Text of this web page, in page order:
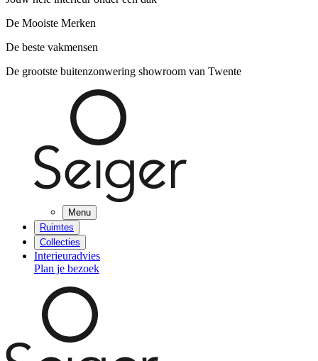
De Mooiste Merken
De beste vakmensen
De grootste buitenzonwering showroom van Twente
Menu
Ruimtes
Collecties
Interieuradvies
Plan je bezoek